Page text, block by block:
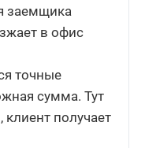
заемщика
в офис
точные
сумма. Тут
получает